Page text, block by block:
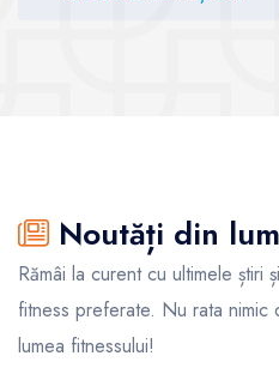
Noutăți din
Rămâi la curent cu ultimele știri
fitness preferate. Nu rata
lumea fitnessului!